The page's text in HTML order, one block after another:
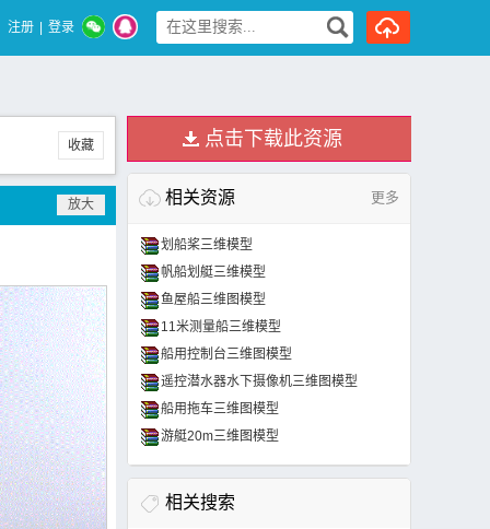
注册 登录
收藏 点击下载此资源
相关资源 更多
划船桨三维模型
帆船划艇三维模型
鱼屋船三维图模型
11米测量船三维模型
船用控制台三维图模型
遥控潜水器水下摄像机三维图模型
船用拖车三维图模型
游艇20m三维图模型
相关搜索